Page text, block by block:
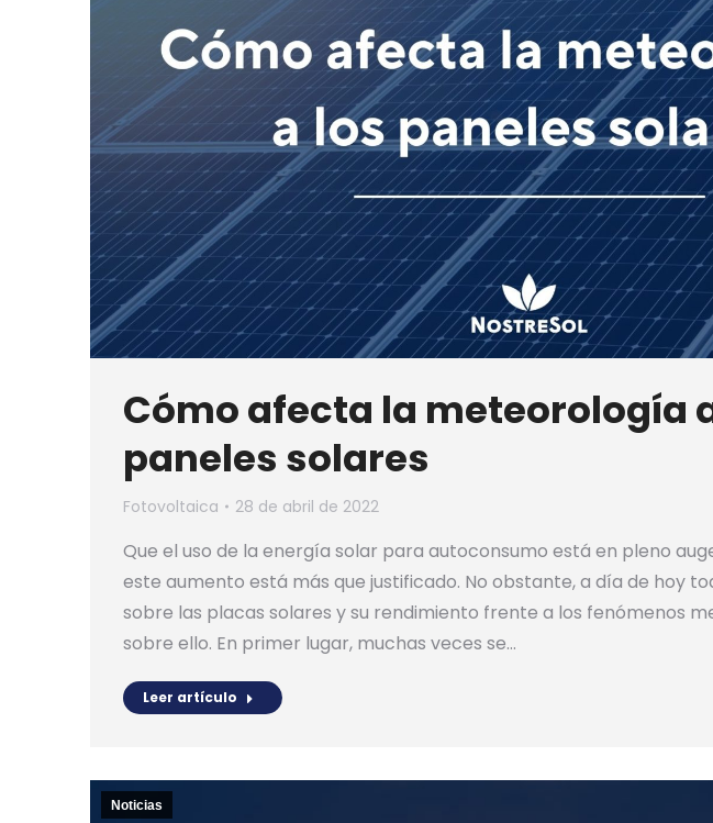
Cómo afecta la meteorología
paneles solares
Fotovoltaica 28 de abril de 2022
Que el uso de la energía solar para autoconsumo está en pleno
este aumento está más que justificado. No obstante, a día de hoy
sobre las placas solares y su rendimiento frente a los fenómenos
sobre ello. En primer lugar, muchas veces se…
Leer artículo
Noticias